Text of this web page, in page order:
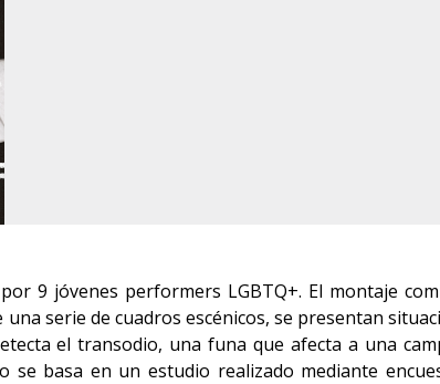
9 jóvenes performers LGBTQ+. El montaje
serie de cuadros escénicos, se presentan
el transodio, una funa que afecta a una
basa en un estudio realizado mediante